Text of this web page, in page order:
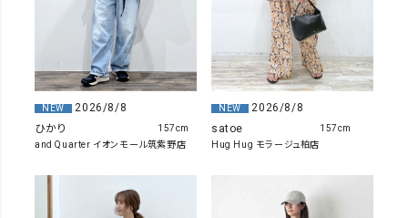
NEW
2026/8/8
ひかり
and Quarter イオンモール筑紫野店
157cm
NEW
2026/8/8
satoe
Hug Hug モラージュ柏店
157cm